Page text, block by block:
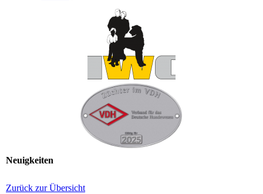
Neuigkeiten
Zurück zur Übersicht